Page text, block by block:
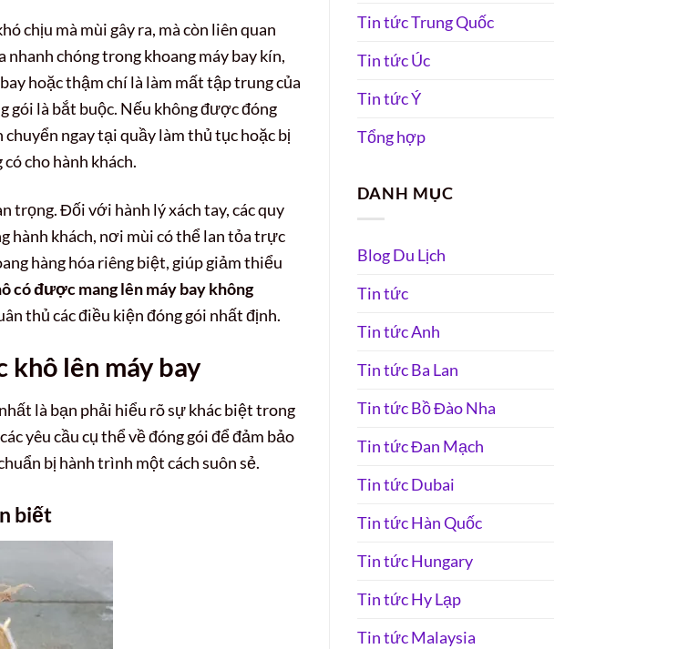
chịu mà mùi gây ra, mà còn liên quan
chóng trong khoang máy bay kín,
hoặc thậm chí là làm mất tập trung của
gói là bắt buộc. Nếu không được đóng
ngay tại quầy làm thủ tục hoặc bị
cho hành khách.
trọng. Đối với hành lý xách tay, các quy
hành khách, nơi mùi có thể lan tỏa trực
hàng hóa riêng biệt, giúp giảm thiểu
có được mang lên máy bay không
thủ các điều kiện đóng gói nhất định.
khô lên máy bay
là bạn phải hiểu rõ sự khác biệt trong
yêu cầu cụ thể về đóng gói để đảm bảo
bị hành trình một cách suôn sẻ.
biết
Tin tức Trung Quốc
Tin tức Úc
Tin tức Ý
Tổng hợp
DANH MỤC
Blog Du Lịch
Tin tức
Tin tức Anh
Tin tức Ba Lan
Tin tức Bồ Đào Nha
Tin tức Đan Mạch
Tin tức Dubai
Tin tức Hàn Quốc
Tin tức Hungary
Tin tức Hy Lạp
Tin tức Malaysia